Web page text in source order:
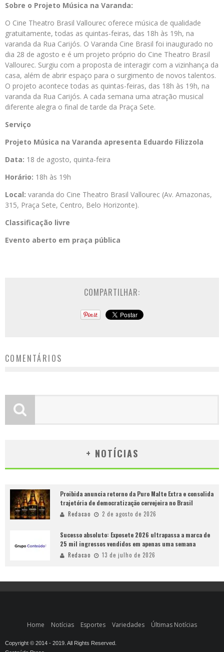
Sobre o Projeto Música na Varanda:
O Cine Theatro Brasil Vallourec oferece música de qualidade
gratuitamente, todas as quintas-feiras, das 18h às 19h, na
varanda da Rua Carijós. O Varanda Cine Brasil foi inaugurado no
dia 28 de agosto e é um projeto próprio do Cine Theatro Brasil
Vallourec. Surgiu com a proposta de interagir com a vizinhança da
casa, além de abrir espaço para o surgimento de novos talentos.
O projeto acontece todas as quintas-feiras, das 18h às 19h, na
varanda da Rua Carijós. A cada semana uma atração musical
diferente alegra o final de tarde da Praça Sete.
Serviço
Projeto Música na Varanda apresenta Eduardo Filizzola
Data: 18 de agosto, quinta-feira
Horário: 18h às 19h
Local: varanda do Cine Theatro Brasil Vallourec (Av. Amazonas,
315, Praça Sete, Centro, Belo Horizonte).
Classificação livre
Evento aberto em praça pública
COMPARTILHAR:
COMENTÁRIOS
+ NOTÍCIAS
Proibida anuncia retorno da Puro Malte Extra e consolida
trajetória de democratização cervejeira no Brasil
Redacao 2 de agosto de 2026
Sucesso absoluto: Exposete 2026 ultrapassa a marca de
25 mil ingressos vendidos em apenas uma semana
Redacao 13 de julho de 2026
Home Notícias Esportes Variedades Últimas Notícias
Copyright © 2014 - 2019. All Rights Reserved.